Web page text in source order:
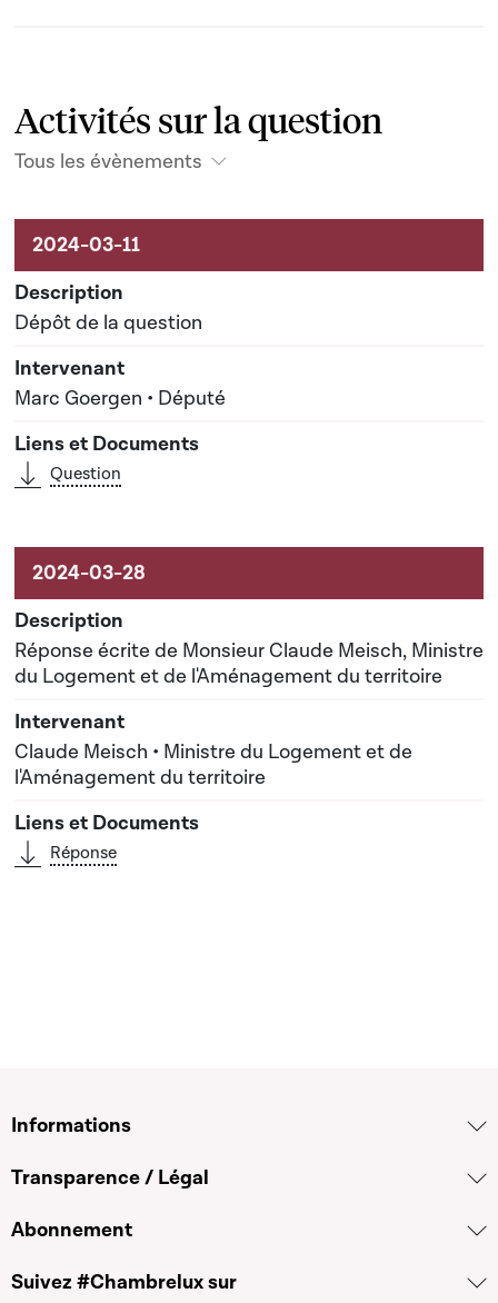
Activités sur la question
Tous les évènements
Activités liées au dossier
Dépôt de la question
Marc Goergen • Député
Question
Réponse écrite de Monsieur Claude Meisch, Ministre
du Logement et de l'Aménagement du territoire
Claude Meisch • Ministre du Logement et de
l'Aménagement du territoire
Réponse
Informations
Transparence / Légal
Abonnement
Suivez #Chambrelux sur